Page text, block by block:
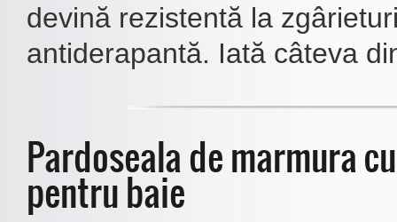
devină rezistentă la
antiderapantă. Iată câteva
Pardoseala de marmura
pentru baie